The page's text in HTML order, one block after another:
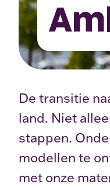
De transitie
land. Niet
stappen.
modellen te
met onze